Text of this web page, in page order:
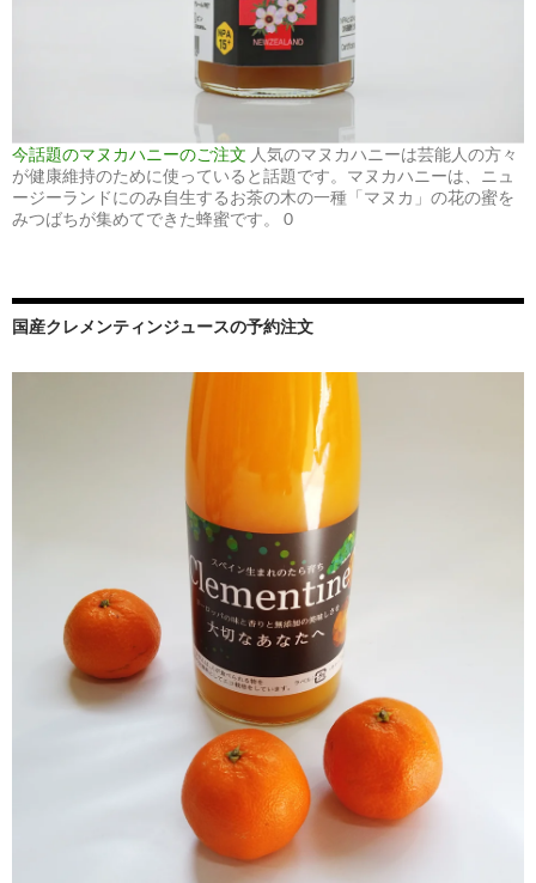
今話題のマヌカハニーのご注文 人気のマヌカハニーは芸能人の方々
が健康維持のために使っていると話題です。マヌカハニーは、ニュ
ージーランドにのみ自生するお茶の木の一種「マヌカ」の花の蜜を
みつばちが集めてできた蜂蜜です。 0
国産クレメンティンジュースの予約注文